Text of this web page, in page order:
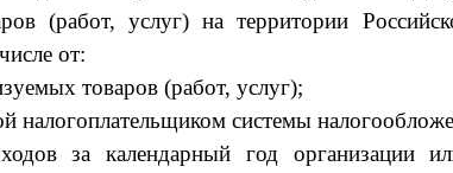
(работ, услуг) на территории
от:
товаров (работ, услуг);
налогоплательщиком системы
за календарный год организации